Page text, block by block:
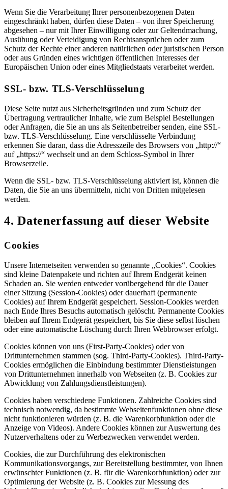
Wenn Sie die Verarbeitung Ihrer personenbezogenen Daten
eingeschränkt haben, dürfen diese Daten – von ihrer Speicherung
abgesehen – nur mit Ihrer Einwilligung oder zur Geltendmachung,
Ausübung oder Verteidigung von Rechtsansprüchen oder zum
Schutz der Rechte einer anderen natürlichen oder juristischen Person
oder aus Gründen eines wichtigen öffentlichen Interesses der
Europäischen Union oder eines Mitgliedstaats verarbeitet werden.
SSL- bzw. TLS-Verschlüsselung
Diese Seite nutzt aus Sicherheitsgründen und zum Schutz der
Übertragung vertraulicher Inhalte, wie zum Beispiel Bestellungen
oder Anfragen, die Sie an uns als Seitenbetreiber senden, eine SSL-
bzw. TLS-Verschlüsselung. Eine verschlüsselte Verbindung
erkennen Sie daran, dass die Adresszeile des Browsers von „http://“
auf „https://“ wechselt und an dem Schloss-Symbol in Ihrer
Browserzeile.
Wenn die SSL- bzw. TLS-Verschlüsselung aktiviert ist, können die
Daten, die Sie an uns übermitteln, nicht von Dritten mitgelesen
werden.
4. Datenerfassung auf dieser Website
Cookies
Unsere Internetseiten verwenden so genannte „Cookies“. Cookies
sind kleine Datenpakete und richten auf Ihrem Endgerät keinen
Schaden an. Sie werden entweder vorübergehend für die Dauer
einer Sitzung (Session-Cookies) oder dauerhaft (permanente
Cookies) auf Ihrem Endgerät gespeichert. Session-Cookies werden
nach Ende Ihres Besuchs automatisch gelöscht. Permanente Cookies
bleiben auf Ihrem Endgerät gespeichert, bis Sie diese selbst löschen
oder eine automatische Löschung durch Ihren Webbrowser erfolgt.
Cookies können von uns (First-Party-Cookies) oder von
Drittunternehmen stammen (sog. Third-Party-Cookies). Third-Party-
Cookies ermöglichen die Einbindung bestimmter Dienstleistungen
von Drittunternehmen innerhalb von Webseiten (z. B. Cookies zur
Abwicklung von Zahlungsdienstleistungen).
Cookies haben verschiedene Funktionen. Zahlreiche Cookies sind
technisch notwendig, da bestimmte Webseitenfunktionen ohne diese
nicht funktionieren würden (z. B. die Warenkorbfunktion oder die
Anzeige von Videos). Andere Cookies können zur Auswertung des
Nutzerverhaltens oder zu Werbezwecken verwendet werden.
Cookies, die zur Durchführung des elektronischen
Kommunikationsvorgangs, zur Bereitstellung bestimmter, von Ihnen
erwünschter Funktionen (z. B. für die Warenkorbfunktion) oder zur
Optimierung der Website (z. B. Cookies zur Messung des